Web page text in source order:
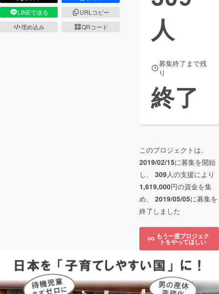
LINEで送る
URLコピー
埋め込み
QRコード
人
募集終了まで残
り
終了
このプロジェクトは、
2019/02/15に募集を開始
し、 309人の支援により
1,619,000円の資金を集
め、 2019/05/05に募集を
終了しました
もう一度プロジェク
トをやってほしい